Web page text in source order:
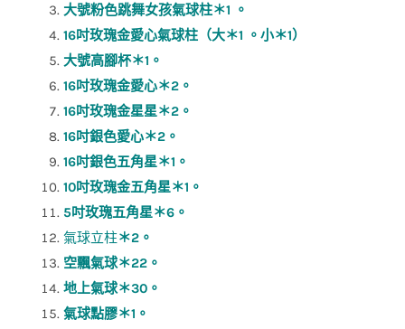
大號粉色跳舞女孩氣球柱＊1 。
16吋玫瑰金愛心氣球柱（大＊1 。小＊1）
大號高腳杯＊1 。
16吋玫瑰金愛心＊2 。
16吋玫瑰金星星＊2 。
16吋銀色愛心＊2 。
16吋銀色五角星＊1 。
10吋玫瑰金五角星＊1 。
5吋玫瑰五角星＊6 。
氣球立柱＊2 。
空飄氣球＊22 。
地上氣球＊30 。
氣球點膠＊1 。